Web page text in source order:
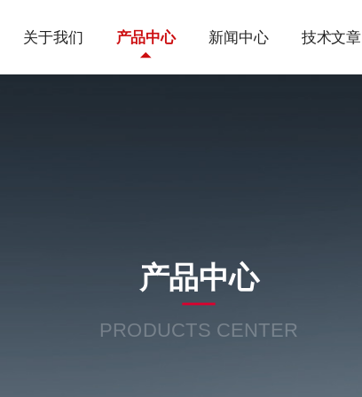
关于我们 产品中心 新闻中心 技术文章
产品中心
PRODUCTS CENTER